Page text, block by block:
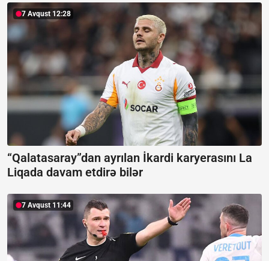
7 Avqust 12:28
“Qalatasaray”dan ayrılan İkardi karyerasını La
Liqada davam etdirə bilər
7 Avqust 11:44